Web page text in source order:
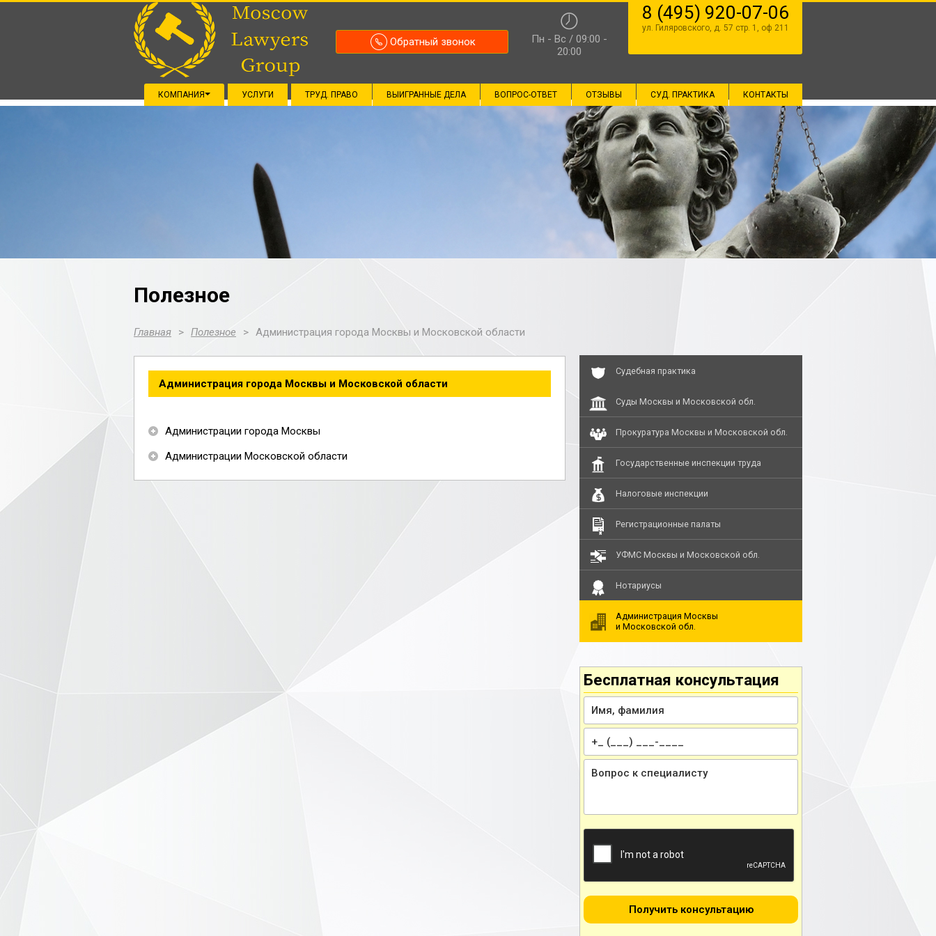
Обратный звонок
Пн - Вс / 09:00 -
20:00
8 (495) 920-07-06
ул. Гиляровского, д. 57 стр. 1, оф 211
КОМПАНИЯ УСЛУГИ ТРУД. ПРАВО ВЫИГРАННЫЕ ДЕЛА ВОПРОС-ОТВЕТ ОТЗЫВЫ СУД. ПРАКТИКА КОНТАКТЫ
Полезное
Главная > Полезное > Администрация города Москвы и Московской области
Администрация города Москвы и Московской области
Администрации города Москвы
Администрации Московской области
Судебная практика
Суды Москвы и Московской обл.
Прокуратура Москвы и Московской обл.
Государственные инспекции труда
Налоговые инспекции
Регистрационные палаты
УФМС Москвы и Московской обл.
Нотариусы
Администрация Москвы
и Московской обл.
Бесплатная консультация